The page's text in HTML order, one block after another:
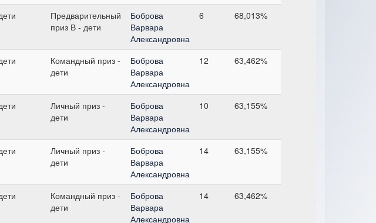
Предварительный
приз В - дети
Боброва
Варвара
Александровна
6 68,013%
Командный приз -
дети
Боброва
Варвара
Александровна
12 63,462%
Личный приз -
дети
Боброва
Варвара
Александровна
10 63,155%
Личный приз -
дети
Боброва
Варвара
Александровна
14 63,155%
Командный приз -
дети
Боброва
Варвара
Александровна
14 63,462%